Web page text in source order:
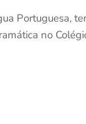
Portuguesa,
no